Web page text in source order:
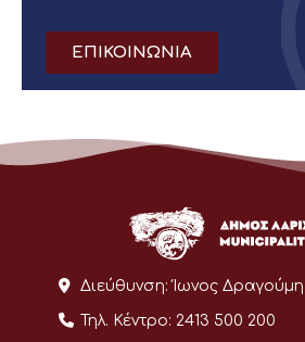
ΕΠΙΚΟΙΝΩΝΙΑ
Διεύθυνση: Ίωνος Δραγούμη
Τηλ. Κέντρο: 2413 500 200